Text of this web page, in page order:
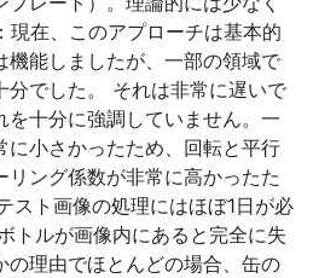
現在、このアプローチは基本的
機能しましたが、一部の領域で
分でした。 それは非常に遅いで
を十分に強調していません。一
に小さかったため、回転と平行
リング係数が非常に高かったた
スト画像の処理にはほぼ1日が必
トルが画像内にあると完全に失
の理由でほとんどの場合、缶の